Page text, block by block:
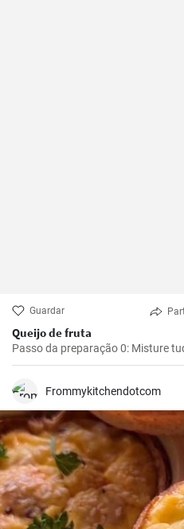
Guardar
Queijo de fruta
Passo da preparação 0: Misture
Frommykitchendotcom